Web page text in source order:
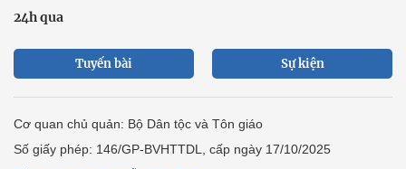
24h qua
Tuyến bài Sự kiện
Cơ quan chủ quản: Bộ Dân tộc và Tôn giáo
Số giấy phép: 146/GP-BVHTTDL, cấp ngày 17/10/2025